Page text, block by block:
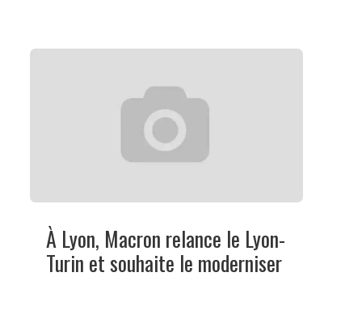
À Lyon, Macron relance le Lyon-
Turin et souhaite le moderniser